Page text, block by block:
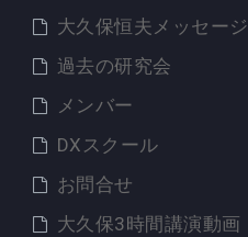
大久保恒夫メッセージ
過去の研究会
メンバー
DXスクール
お問合せ
大久保3時間講演動画